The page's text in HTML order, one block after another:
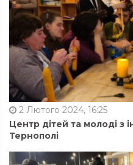
2 Лютого 2024, 16:25
Центр дітей та молоді з
Тернополі